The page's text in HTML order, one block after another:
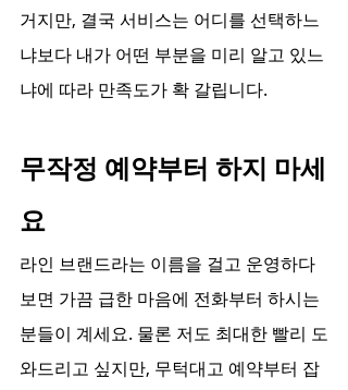
거지만, 결국 서비스는 어디를 선택하느
냐보다 내가 어떤 부분을 미리 알고 있느
냐에 따라 만족도가 확 갈립니다.
무작정 예약부터 하지 마세
요
라인 브랜드라는 이름을 걸고 운영하다
보면 가끔 급한 마음에 전화부터 하시는
분들이 계세요. 물론 저도 최대한 빨리 도
와드리고 싶지만, 무턱대고 예약부터 잡